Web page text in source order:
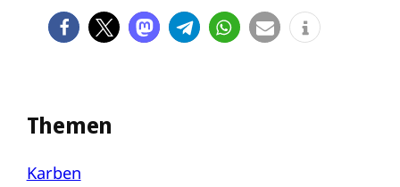
Themen
Karben